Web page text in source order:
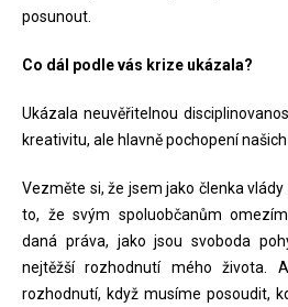
posunout.
Co dál podle vás krize ukázala?
Ukázala neuvěřitelnou
kreativitu, ale hlavně pochopení našich
Vezměte si, že jsem jako členka
to, že svým spoluobčanům
daná práva, jako jsou svoboda
nejtěžší rozhodnutí mého života.
rozhodnutí, když musíme posoudit,